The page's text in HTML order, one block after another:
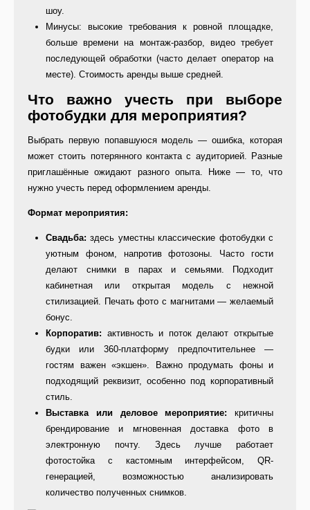
шоу.
Минусы: высокие требования к ровной площадке,
больше времени на монтаж-разбор, видео требует
последующей обработки (часто делает оператор на
месте). Стоимость аренды выше средней.
Что важно учесть при выборе
фотобудки для мероприятия?
Выбрать первую попавшуюся модель — ошибка, которая
может стоить потерянного контакта с аудиторией. Разные
приглашённые ожидают разного опыта. Ниже — то, что
нужно учесть перед оформлением аренды.
Формат мероприятия:
Свадьба: здесь уместны классические фотобудки с
уютным фоном, напротив фотозоны. Часто гости
делают снимки в парах и семьями. Подходит
кабинетная или открытая модель с нежной
стилизацией. Печать фото с магнитами — желаемый
бонус.
Корпоратив: активность и поток делают открытые
будки или 360-платформу предпочтительнее —
гостям важен «экшен». Важно продумать фоны и
подходящий реквизит, особенно под корпоративный
стиль.
Выставка или деловое мероприятие: критичны
брендирование и мгновенная доставка фото в
электронную почту. Здесь лучше работает
фотостойка с кастомным интерфейсом, QR-
генерацией, возможностью анализировать
количество полученных снимков.